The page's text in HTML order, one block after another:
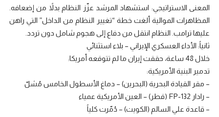
المعنى الاستراتيجي: استشهاد المرشد عزّز النظام بدلاً من إضعافه.
المظاهرات الموالية ألغت خطة “تغيير النظام من الداخل” التي راهن
عليها ترامب. النظام انتقل من دفاع إلى هجوم شامل دون تردد.
ثانياً: الأداء العسكري الإيراني – بلاء استثنائي
خلال 48 ساعة، حققت إيران ما لم تتوقعه أمريكا:
تدمير البنية الأمريكية:
– مقر القيادة البحرية (البحرين) – دماغ الأسطول الخامس مُشلّ
– رادار FP-132 (قطر) – العين الأمريكية عمياء
– قاعدة علي السالم (الكويت) – دُمّرت كلياً